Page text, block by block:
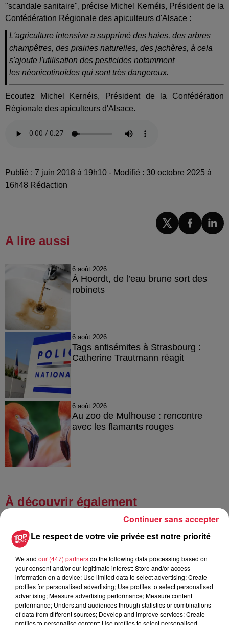
"scandale sanitaire", précise Michel Kernéis, Président de la
Confédération Régionale des apiculteurs d'Alsace :
L'agriculture intensive a supprimé des haies, des arbres
champêtres, des prairies naturelles, des jachères, à cela
s'ajoute l'utilisation des pesticides notamment
les néonicotinoïdes qui sont très dangereux.
Ecoutez Michel Kernéis, Président de la Confédération
Régionale des apiculteurs d'Alsace.
Publié : 7 juin 2018 à 19h10 - Modifié : 30 octobre 2025 à
16h48 Rédaction
A lire aussi
6 août 2026
À Hoerdt, de l’eau brune sort des
robinets
6 août 2026
Tags antisémites à Strasbourg :
Catherine Trautmann réagit
6 août 2026
Au zoo de Mulhouse : rencontre
avec les flamants rouges
À découvrir également
Le respect de votre vie privée est notre priorité
We and our (447) partnersdo the following data processing based on
your consent and/or our legitimate interest: Store and/or access
information on a device; Use limited data to select advertising; Create
profiles for personalised advertising; Use profiles to select personalised
advertising; Measure advertising performance; Measure content
performance; Understand audiences through statistics or combinations
of data from different sources; Develop and improve services; Create
profiles to personalise content; Use profiles to select personalised
Continuer sans accepter